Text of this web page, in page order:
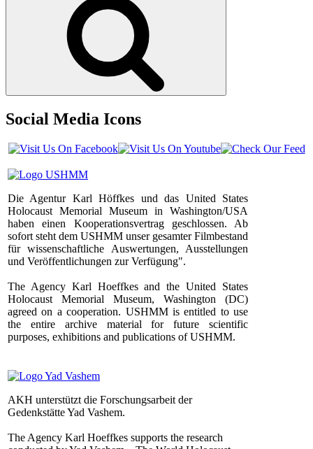
Social Media Icons
Die Agentur Karl Höffkes und das United States
Holocaust Memorial Museum in Washington/USA
haben einen Kooperationsvertrag geschlossen. Ab
sofort steht dem USHMM unser gesamter Filmbestand
für wissenschaftliche Auswertungen, Ausstellungen
und Veröffentlichungen zur Verfügung".
The Agency Karl Hoeffkes and the United States
Holocaust Memorial Museum, Washington (DC)
agreed on a cooperation. USHMM is entitled to use
the entire archive material for future scientific
purposes, exhibitions and publications of USHMM.
AKH unterstützt die Forschungsarbeit der
Gedenkstätte Yad Vashem.
The Agency Karl Hoeffkes supports the research